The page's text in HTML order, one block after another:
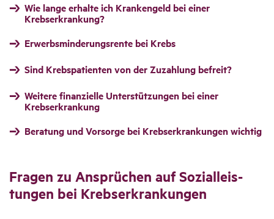
Wie lange erhalte ich Krankengeld bei einer
Krebserkrankung?
Erwerbsminderungsrente bei Krebs
Sind Krebspatienten von der Zuzahlung befreit?
Weitere finanzielle Unterstützungen bei einer
Krebserkrankung
Beratung und Vorsorge bei Krebserkrankungen wichtig
Fragen zu Ansprü­chen auf Sozi­al­leis­
tungen bei Krebs­er­kran­kungen